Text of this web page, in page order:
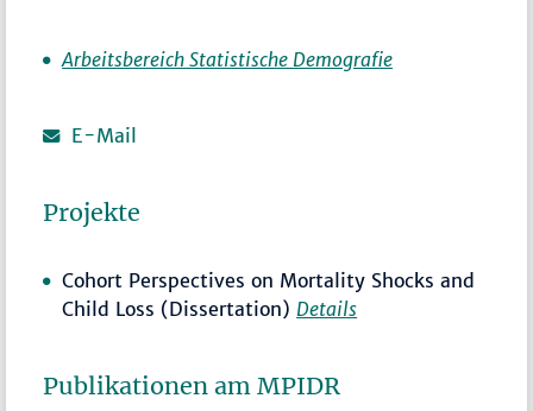
Arbeitsbereich Statistische Demografie
E-Mail
Projekte
Cohort Perspectives on Mortality Shocks and
Child Loss (Dissertation) Details
Publikationen am MPIDR